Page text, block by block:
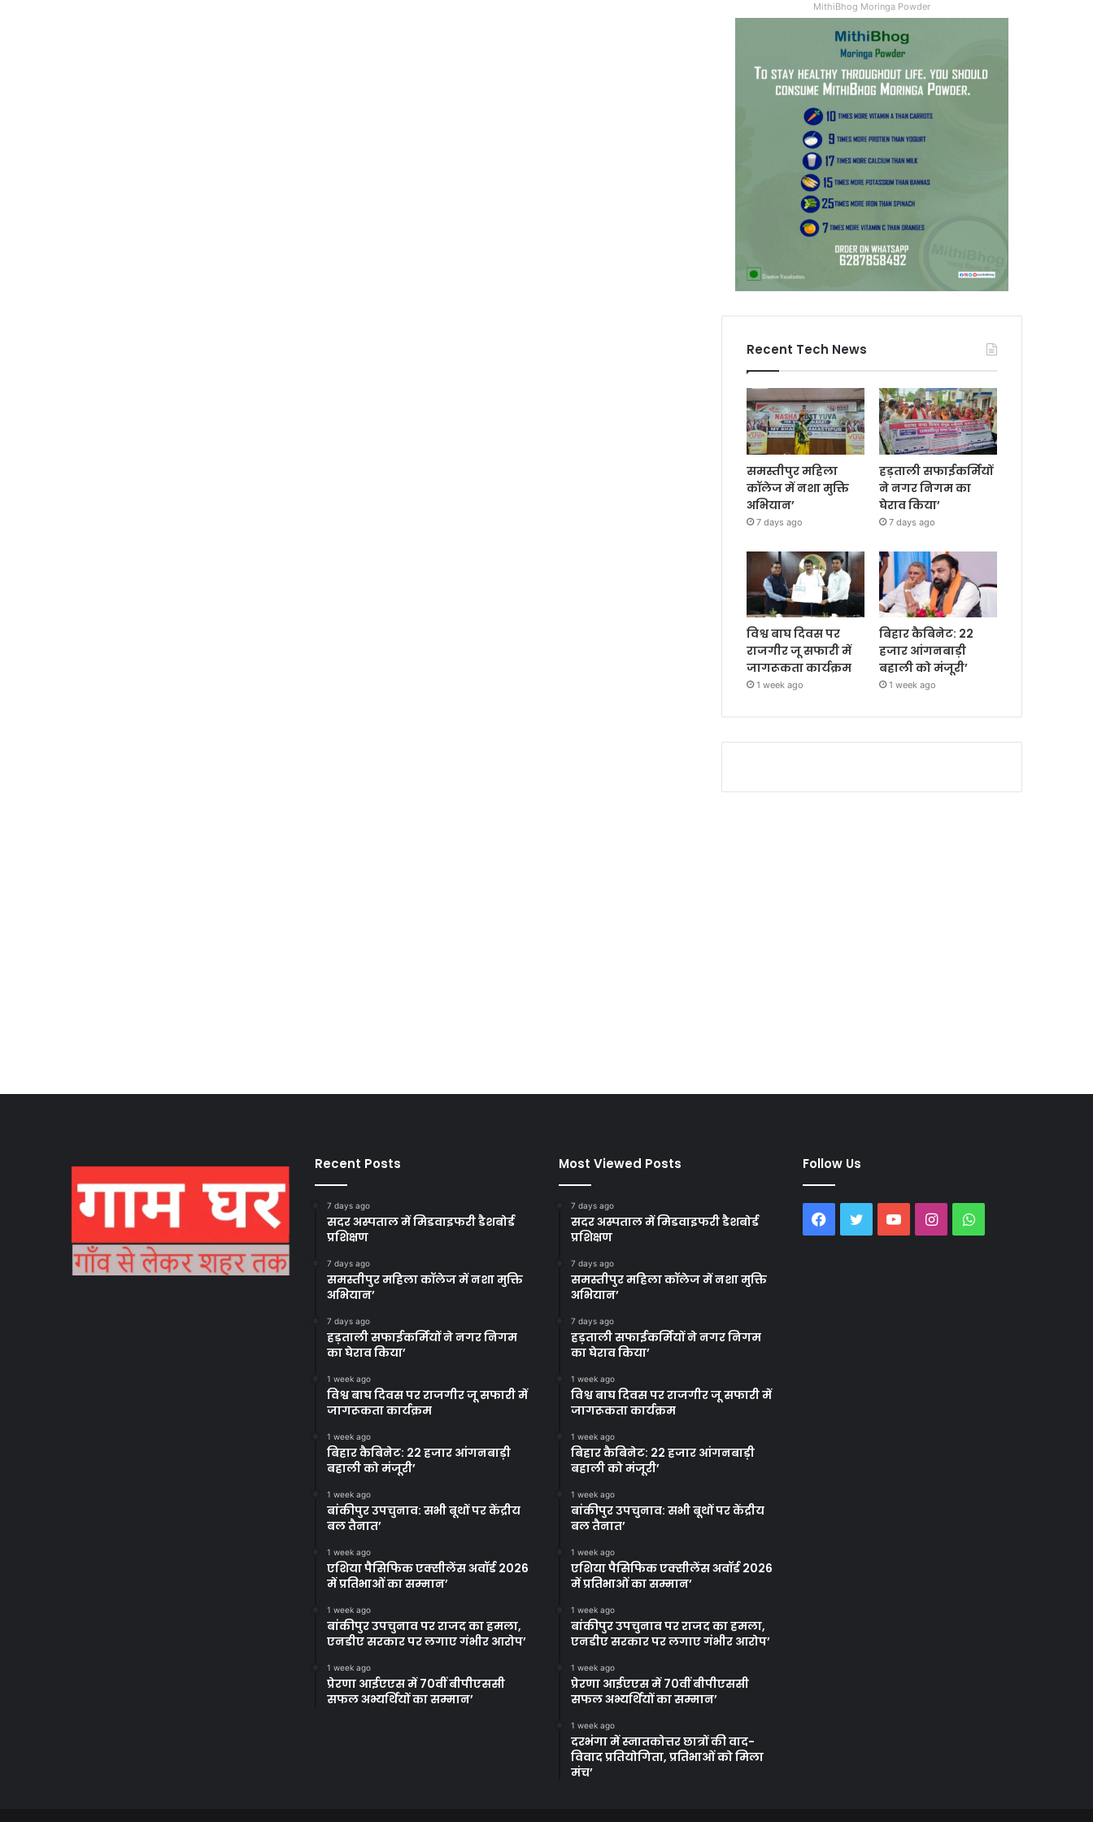
MithiBhog Moringa Powder
Recent Tech News
समस्तीपुर महिला
कॉलेज में नशा मुक्ति
अभियान’
7 days ago
हड़ताली सफाईकर्मियों
ने नगर निगम का
घेराव किया’
7 days ago
विश्व बाघ दिवस पर
राजगीर जू सफारी में
जागरूकता कार्यक्रम
1 week ago
बिहार कैबिनेट: 22
हजार आंगनबाड़ी
बहाली को मंजूरी’
1 week ago
Recent Posts
7 days ago
सदर अस्पताल में मिडवाइफरी डैशबोर्ड
प्रशिक्षण
7 days ago
समस्तीपुर महिला कॉलेज में नशा मुक्ति
अभियान’
7 days ago
हड़ताली सफाईकर्मियों ने नगर निगम
का घेराव किया’
1 week ago
विश्व बाघ दिवस पर राजगीर जू सफारी में
जागरूकता कार्यक्रम
1 week ago
बिहार कैबिनेट: 22 हजार आंगनबाड़ी
बहाली को मंजूरी’
1 week ago
बांकीपुर उपचुनाव: सभी बूथों पर केंद्रीय
बल तैनात’
1 week ago
एशिया पैसिफिक एक्सीलेंस अवॉर्ड 2026
में प्रतिभाओं का सम्मान’
1 week ago
बांकीपुर उपचुनाव पर राजद का हमला,
एनडीए सरकार पर लगाए गंभीर आरोप’
1 week ago
प्रेरणा आईएएस में 70वीं बीपीएससी
सफल अभ्यर्थियों का सम्मान’
Most Viewed Posts
7 days ago
सदर अस्पताल में मिडवाइफरी डैशबोर्ड
प्रशिक्षण
7 days ago
समस्तीपुर महिला कॉलेज में नशा मुक्ति
अभियान’
7 days ago
हड़ताली सफाईकर्मियों ने नगर निगम
का घेराव किया’
1 week ago
विश्व बाघ दिवस पर राजगीर जू सफारी में
जागरूकता कार्यक्रम
1 week ago
बिहार कैबिनेट: 22 हजार आंगनबाड़ी
बहाली को मंजूरी’
1 week ago
बांकीपुर उपचुनाव: सभी बूथों पर केंद्रीय
बल तैनात’
1 week ago
एशिया पैसिफिक एक्सीलेंस अवॉर्ड 2026
में प्रतिभाओं का सम्मान’
1 week ago
बांकीपुर उपचुनाव पर राजद का हमला,
एनडीए सरकार पर लगाए गंभीर आरोप’
1 week ago
प्रेरणा आईएएस में 70वीं बीपीएससी
सफल अभ्यर्थियों का सम्मान’
1 week ago
दरभंगा में स्नातकोत्तर छात्रों की वाद-
विवाद प्रतियोगिता, प्रतिभाओं को मिला
मंच’
Follow Us
Facebook
TwitterYouTubeInstagramWhatsApp